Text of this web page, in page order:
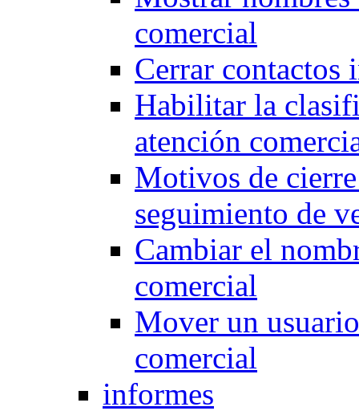
comercial
Cerrar contactos
Habilitar la
atención
Motivos de
seguimiento de
Cambiar el
comercial
Mover un
comercial
informes